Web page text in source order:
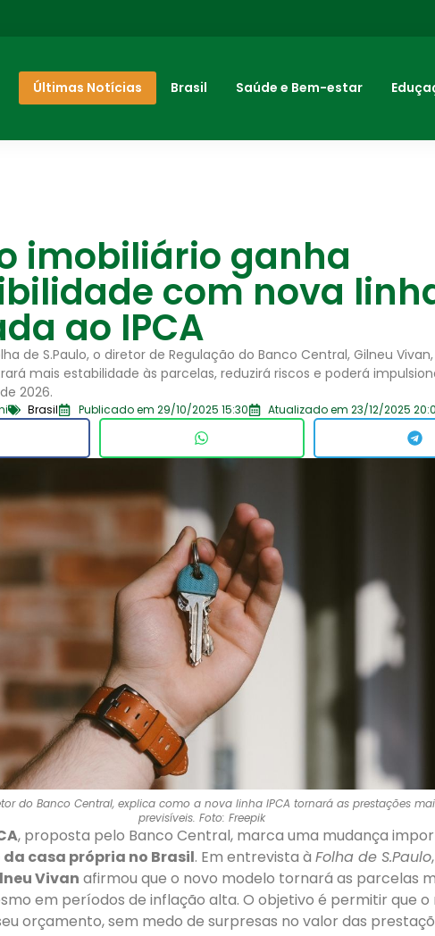
Últimas Notícias Brasil Saúde e Bem-estar
imobiliário ganha
com nova
ao IPCA
de S.Paulo, o diretor de Regulação do Banco Central, Gilneu
mais estabilidade às parcelas, reduzirá riscos e poderá
2026.
Brasil Publicado em 29/10/2025 15:30 Atualizado em 23/12/2025
do Banco Central, explica como a nova linha IPCA tornará as prestações
previsíveis. Foto: Freepik
, proposta pelo Banco Central, marca uma mudança
casa própria no Brasil. Em entrevista àFolha de S.Paulo
Vivan afirmou que o novo modelo tornará as parcelas
em períodos de inflação alta. O objetivo é permitir que o
orçamento, sem medo de surpresas no valor das